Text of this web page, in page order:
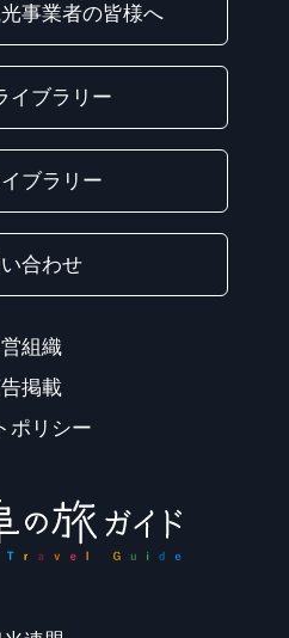
事業者の皆様へ
イブラリー
ブラリー
合わせ
組織
掲載
ポリシー